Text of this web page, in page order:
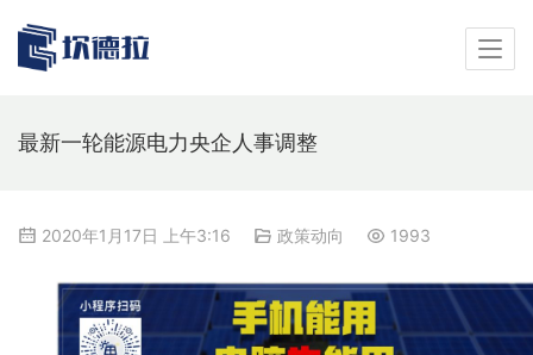
最新一轮能源电力央企人事调整
2020年1月17日 上午3:16 政策动向 1993